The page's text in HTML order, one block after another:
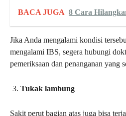
BACA JUGA 8 Cara
Jika Anda mengalami kondisi
mengalami IBS, segera hubungi
pemeriksaan dan penanganan yang
Tukak lambung
Sakit perut bagian atas juga bisa